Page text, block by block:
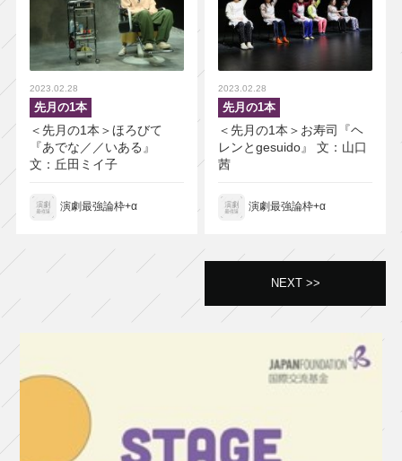
2023.02.28
先月の1本
＜先月の1本＞ほろびて
『あでな／／いある』
文：丘田ミイ子
演劇最強論枠+α
2023.02.28
先月の1本
＜先月の1本＞お寿司『ヘ
レンとgesuido』 文：山口
茜
演劇最強論枠+α
NEXT >>